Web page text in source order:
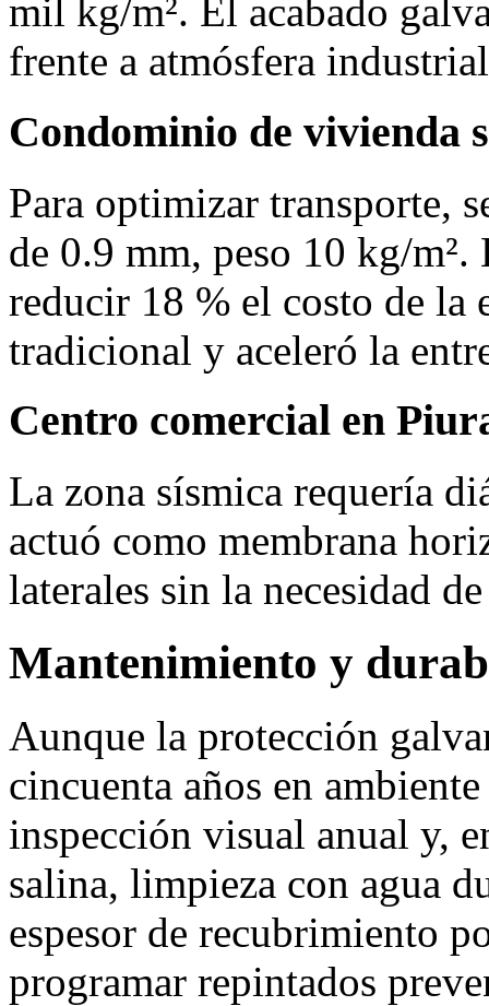
mil kg/m². El acabado
frente a atmósfera
Condominio de vivienda
Para optimizar transporte,
de 0.9 mm, peso 10 kg/
reducir 18 % el costo de la
tradicional y aceleró la
Centro comercial en
La zona sísmica requería
actuó como membrana
laterales sin la necesidad
Mantenimiento y
Aunque la protección
cincuenta años en
inspección visual anual y,
salina, limpieza con agua
espesor de recubrimiento
programar repintados